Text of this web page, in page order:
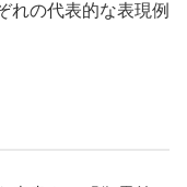
れの代表的な表現例